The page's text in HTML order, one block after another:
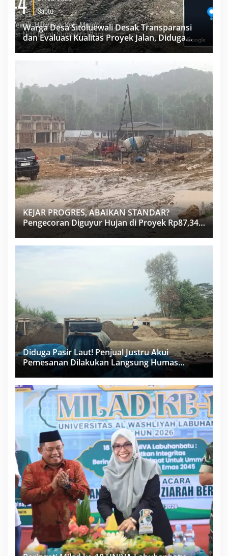
Warga Desa Sitoluewali Desak Transparansi
dan Evaluasi Kualitas Proyek Jalan, Diduga
Minim Informasi
KEJAR PROGRES, ABAIKAN STANDAR?
Pengecoran Diguyur Hujan di Proyek Rp87,34
Miliar Sukma Nias, Konsultan, Pengawas dan
PPK Bungkam
Diduga Pasir Laut! Penjual Justru Akui
Pemesanan Dilakukan Langsung Humas